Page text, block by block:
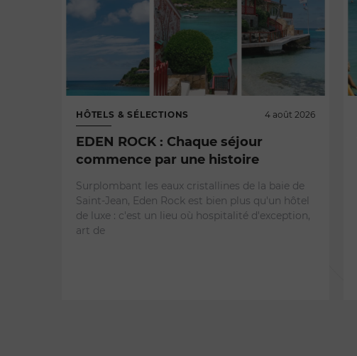
HÔTELS & SÉLECTIONS 4 août 2026
EDEN ROCK : Chaque séjour
commence par une histoire
Surplombant les eaux cristallines de la baie de
Saint-Jean, Eden Rock est bien plus qu'un hôtel
de luxe : c'est un lieu où hospitalité d'exception,
art de